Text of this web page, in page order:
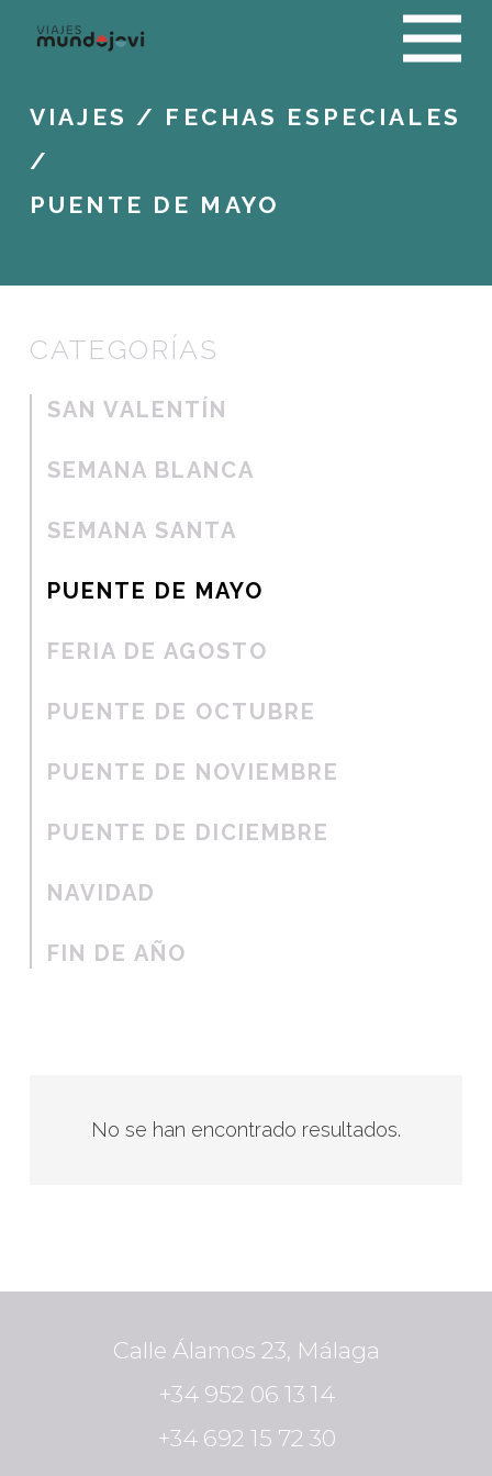
VIAJES / FECHAS ESPECIALES
/
PUENTE DE MAYO
CATEGORÍAS
SAN VALENTÍN
SEMANA BLANCA
SEMANA SANTA
PUENTE DE MAYO
FERIA DE AGOSTO
PUENTE DE OCTUBRE
PUENTE DE NOVIEMBRE
PUENTE DE DICIEMBRE
NAVIDAD
FIN DE AÑO
No se han encontrado resultados.
Calle Álamos 23, Málaga
+34 952 06 13 14
+34 692 15 72 30